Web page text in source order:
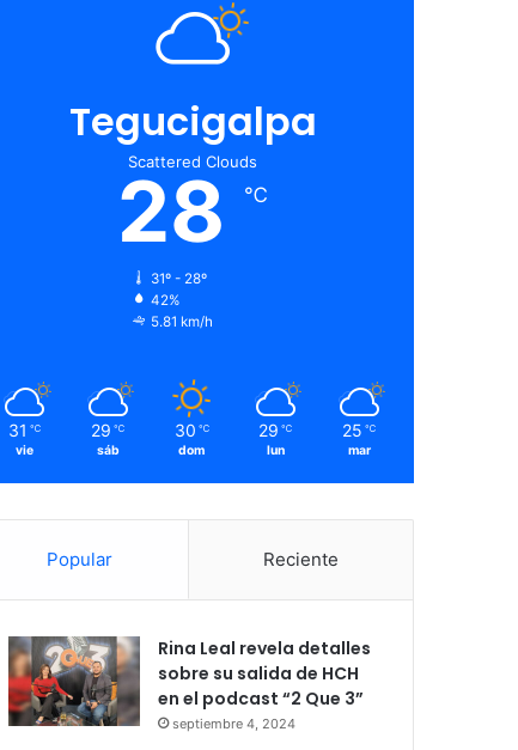
Tegucigalpa
Scattered Clouds
28 ℃
31º - 28º
42%
5.81 km/h
31 ℃
vie
29 ℃
sáb
30 ℃
dom
29 ℃
lun
25 ℃
mar
Popular Reciente
Rina Leal revela detalles
sobre su salida de HCH
en el podcast “2 Que 3”
septiembre 4, 2024